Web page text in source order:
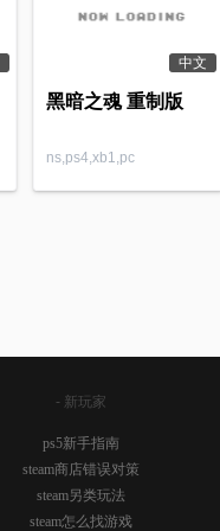
中文
黑暗之魂 重制版
ns,ps4,xb1,pc
- 新玩家
ps5新手指南
steam商店错误对策
steam另类玩法
steam怎么找游戏